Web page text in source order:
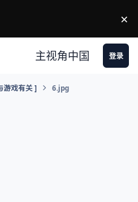
×
主视角中国 登录
游戏有关 ] 6.jpg